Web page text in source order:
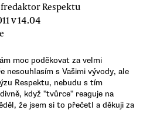
Respektu
v 14.04
moc poděkovat za velmi
nesouhlasím s Vašimi vývody, ale
Respektu, nebudu s tím
když "tvůrce" reaguje na
že jsem si to přečetl a děkuji za